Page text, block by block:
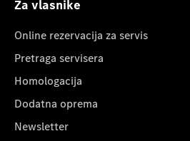
Za vlasnike
Online rezervacija za servis
Pretraga servisera
Homologacija
Dodatna oprema
Newsletter